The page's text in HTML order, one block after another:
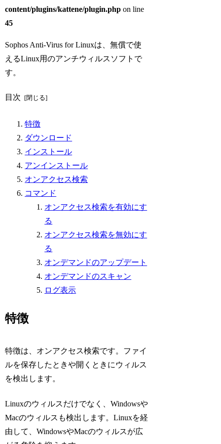
content/plugins/kattene/plugin.php on line
45
Sophos Anti-Virus for Linuxは、無償で使
えるLinux用のアンチウィルスソフトで
す。
目次
特徴
ダウンロード
インストール
アンインストール
オンアクセス検索
コマンド
オンアクセス検索を有効にす
る
オンアクセス検索を無効にす
る
オンデマンドのアップデート
オンデマンドのスキャン
ログ表示
特徴
特徴は、オンアクセス検索です。ファイ
ルを保存したときや開くときにウィルス
を検出します。
Linuxのウィルスだけでなく、Windowsや
Macのウィルスも検出します。Linuxを経
由して、WindowsやMacのウィルスが広